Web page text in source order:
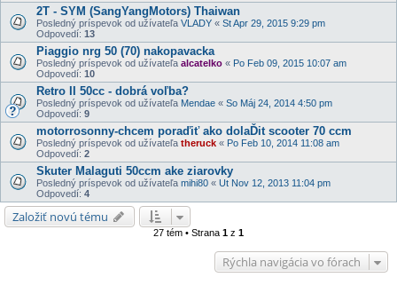
2T - SYM (SangYangMotors) Thaiwan
Posledný príspevok od užívateľa VLADY « St Apr 29, 2015 9:29 pm
Odpovedí: 13
Piaggio nrg 50 (70) nakopavacka
Posledný príspevok od užívateľa alcatelko « Po Feb 09, 2015 10:07 am
Odpovedí: 10
Retro II 50cc - dobrá voľba?
Posledný príspevok od užívateľa Mendae « So Máj 24, 2014 4:50 pm
Odpovedí: 9
motorrosonny-chcem poraďiť ako dolaĎit scooter 70 ccm
Posledný príspevok od užívateľa theruck « Po Feb 10, 2014 11:08 am
Odpovedí: 2
Skuter Malaguti 50ccm ake ziarovky
Posledný príspevok od užívateľa mihi80 « Ut Nov 12, 2013 11:04 pm
Odpovedí: 4
Založiť novú tému
27 tém • Strana 1 z 1
Rýchla navigácia vo fórach